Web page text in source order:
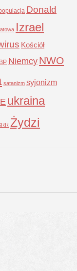
Donald
Izrael
Kościół
NiemcyNWO
satanizm syjonizm
ukraina
Żydzi